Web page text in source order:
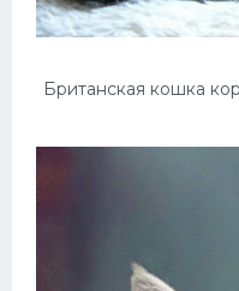
Британская кошка